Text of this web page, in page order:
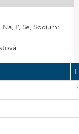
Na, P, Se, Sodium: